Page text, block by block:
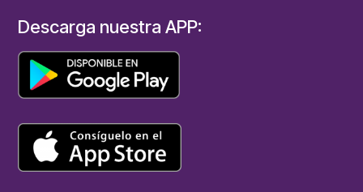
Descarga nuestra APP: